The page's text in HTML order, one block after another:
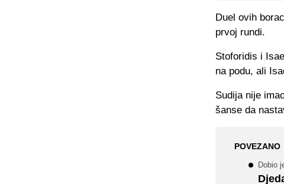
Duel ovih
prvoj rundi.
Stoforidis i
na podu, ali
Sudija nije
šanse da
POVEZANO
Dobio